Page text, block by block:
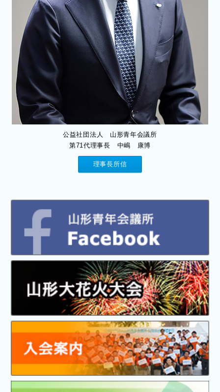
公益社団法人 山形青年会議所
第71代理事長 中嶋 康博
理事長所信